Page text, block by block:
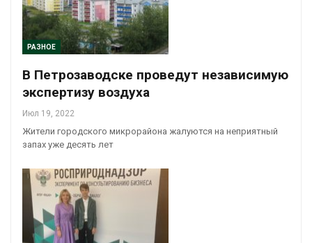
РАЗНОЕ
В Петрозаводске проведут независимую
экспертизу воздуха
Июл 19, 2022
Жители городского микрорайона жалуются на неприятный
запах уже десять лет